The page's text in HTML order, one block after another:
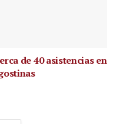
de 40 asistencias en